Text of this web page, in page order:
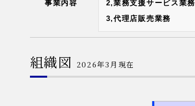
事業内容
2,業務支援サービス業務
3,代理店販売業務
組織図 2026年3月現在